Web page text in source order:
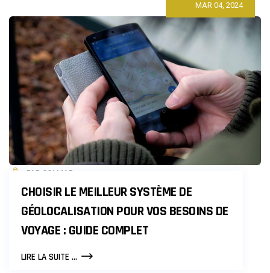
MAR 04, 2024
PAR COLMAR
CHOISIR LE MEILLEUR SYSTÈME DE
GÉOLOCALISATION POUR VOS BESOINS DE
VOYAGE : GUIDE COMPLET
LIRE LA SUITE ...CHOISIR